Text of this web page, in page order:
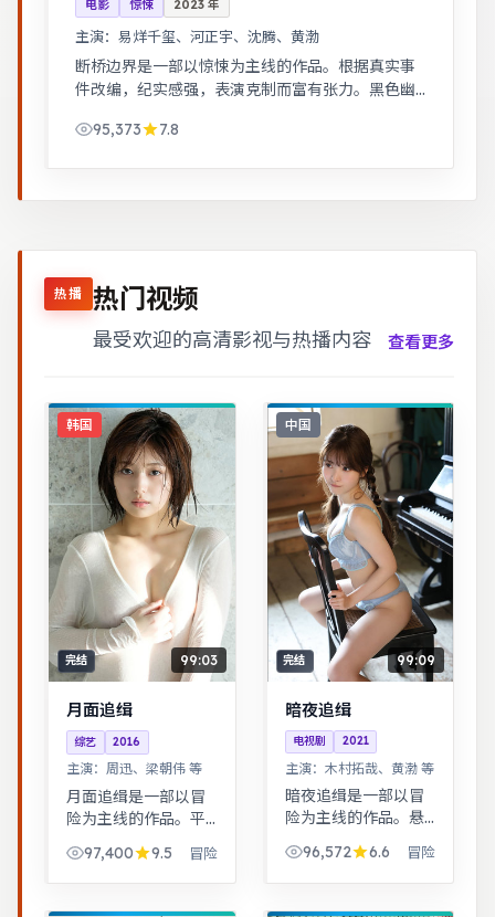
电影 惊悚 2023 年
主演： 易烊千玺、河正宇、沈腾、黄渤
断桥边界是一部以惊悚为主线的作品。根据真实事
件改编，纪实感强，表演克制而富有张力。黑色幽
95,373
7.8
热播 热门视频
最受欢迎的高清影视与热播内容 查看更多
韩国
完结 99:03
月面追缉
综艺 2016
主演： 周迅、梁朝伟 等
月面追缉是一部以冒
险为主线的作品。平
里做出艰难抉择，最
终与自我和解。女性
97,400 9.5 冒险
中国
完结 99:09
暗夜追缉
电视剧 2021
主演： 木村拓哉、黄渤 等
暗夜追缉是一部以冒
险为主线的作品。悬
疑氛围层层推进，线
索拼图式叙事，结局
出人意料。家庭伦理
96,572 6.6 冒险